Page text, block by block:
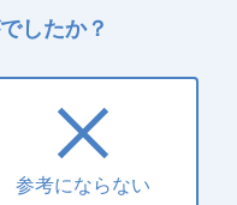
したか？
参考にならない